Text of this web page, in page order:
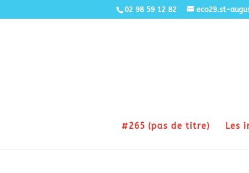
02 98 59 12 82 eco29.st-
#265 (pas de titre) Les